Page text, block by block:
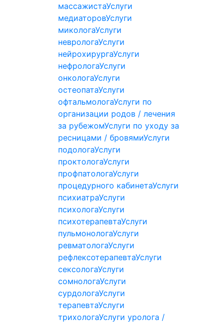
массажистаУслуги
медиаторовУслуги
микологаУслуги
неврологаУслуги
нейрохирургаУслуги
нефрологаУслуги
онкологаУслуги
остеопатаУслуги
офтальмологаУслуги по
организации родов / лечения
за рубежомУслуги по уходу за
ресницами / бровямиУслуги
подологаУслуги
проктологаУслуги
профпатологаУслуги
процедурного кабинетаУслуги
психиатраУслуги
психологаУслуги
психотерапевтаУслуги
пульмонологаУслуги
ревматологаУслуги
рефлексотерапевтаУслуги
сексологаУслуги
сомнологаУслуги
сурдологаУслуги
терапевтаУслуги
трихологаУслуги уролога /